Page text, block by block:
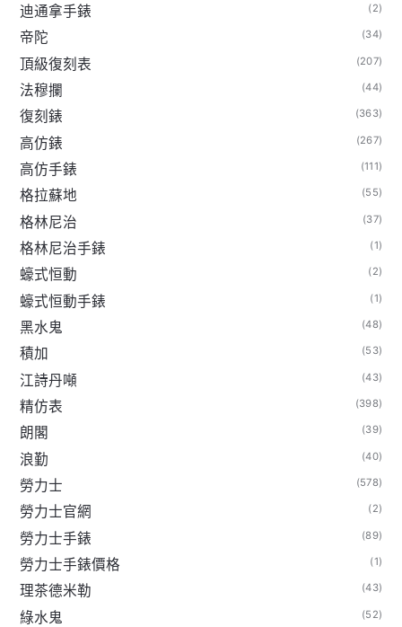
迪通拿手錶 (2)
帝陀 (34)
頂級復刻表 (207)
法穆攔 (44)
復刻錶 (363)
高仿錶 (267)
高仿手錶 (111)
格拉蘇地 (55)
格林尼治 (37)
格林尼治手錶 (1)
蠔式恒動 (2)
蠔式恒動手錶 (1)
黑水鬼 (48)
積加 (53)
江詩丹噸 (43)
精仿表 (398)
朗閣 (39)
浪勤 (40)
勞力士 (578)
勞力士官網 (2)
勞力士手錶 (89)
勞力士手錶價格 (1)
理茶德米勒 (43)
綠水鬼 (52)